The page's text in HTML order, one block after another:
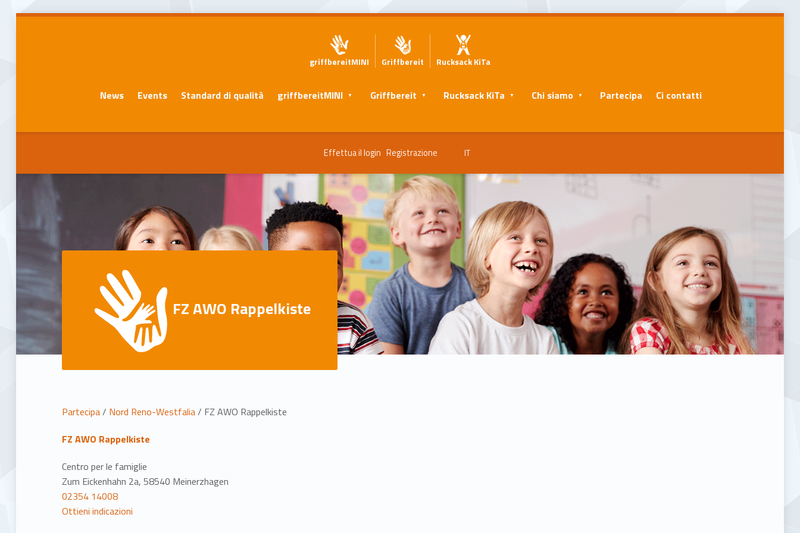
griffbereitMINI Griffbereit Rucksack KiTa
News Events Standard di qualità griffbereitMINI Griffbereit Rucksack KiTa Chi siamo Partecipa Ci contatti
Effettua il login Registrazione IT
FZ AWO Rappelkiste
P
o
s
i
Partecipa/ Nord Reno-Westfalia/ FZ AWO Rappelkiste
FZ AWO Rappelkiste
Centro per le famiglie
Zum Eickenhahn 2a, 58540 Meinerzhagen
02354 14008
Ottieni indicazioni